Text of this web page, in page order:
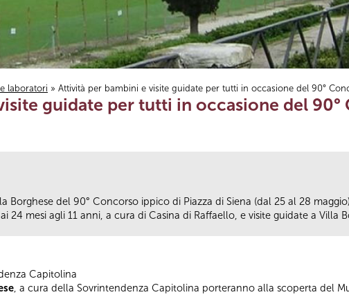
laboratori » Attività per bambini e visite guidate per tutti in occasione del 90°
guidate per tutti in occasione del
Borghese del 90° Concorso ippico di Piazza di Siena (dal 25 al 28
24 mesi agli 11 anni, a cura di Casina di Raffaello, e visite guidate a Villa
Capitolina
, a cura della Sovrintendenza Capitolina porteranno alla scoperta del